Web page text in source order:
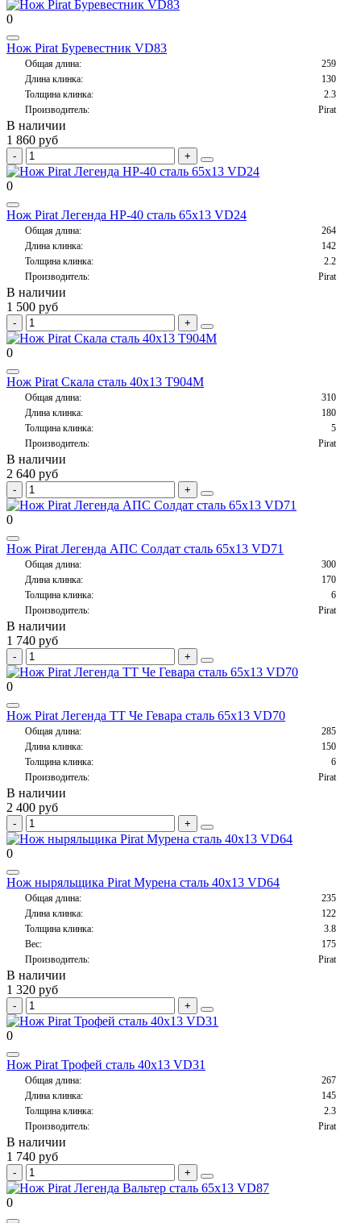
0
Нож Pirat Буревестник VD83
Общая длина:
259
Длина клинка:
130
Толщина клинка:
2.3
Производитель:
Pirat
В наличии
1 860 руб
0
Нож Pirat Легенда НР-40 сталь 65х13 VD24
Общая длина:
264
Длина клинка:
142
Толщина клинка:
2.2
Производитель:
Pirat
В наличии
1 500 руб
0
Нож Pirat Скала сталь 40х13 T904M
Общая длина:
310
Длина клинка:
180
Толщина клинка:
5
Производитель:
Pirat
В наличии
2 640 руб
0
Нож Pirat Легенда АПС Солдат сталь 65х13 VD71
Общая длина:
300
Длина клинка:
170
Толщина клинка:
6
Производитель:
Pirat
В наличии
1 740 руб
0
Нож Pirat Легенда ТТ Че Гевара сталь 65х13 VD70
Общая длина:
285
Длина клинка:
150
Толщина клинка:
6
Производитель:
Pirat
В наличии
2 400 руб
0
Нож ныряльщика Pirat Мурена сталь 40х13 VD64
Общая длина:
235
Длина клинка:
122
Толщина клинка:
3.8
Вес:
175
Производитель:
Pirat
В наличии
1 320 руб
0
Нож Pirat Трофей сталь 40х13 VD31
Общая длина:
267
Длина клинка:
145
Толщина клинка:
2.3
Производитель:
Pirat
В наличии
1 740 руб
0